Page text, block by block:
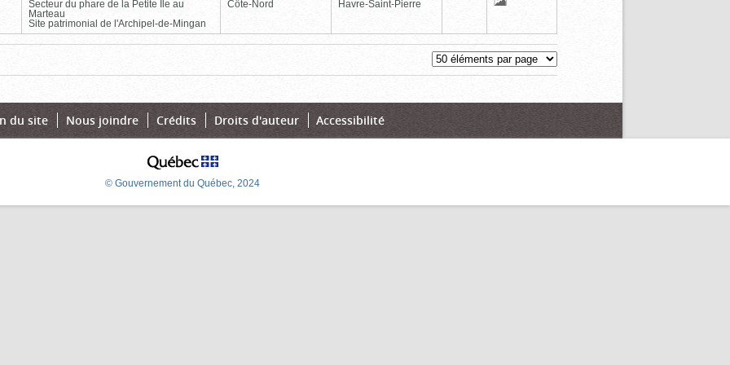
Secteur du phare de la Petite Île au
Marteau
Site patrimonial de l'Archipel-de-Mingan
Côte-Nord Havre-Saint-Pierre
du site Nous joindre Crédits Droits d'auteur Accessibilité
© Gouvernement du Québec, 2024